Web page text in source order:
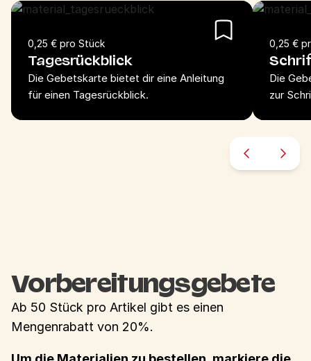
0,25 € pro Stück
Tagesrückblick
Die Gebetskarte bietet dir eine Anleitung
für einen Tagesrückblick.
0,25 €
Die
zur
Vorbereitungsgebete
Ab 50 Stück pro Artikel gibt es einen
Mengenrabatt von 20%.